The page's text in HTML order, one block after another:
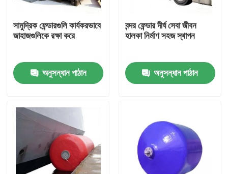
ভিডিও
সামুদ্রিক ফেন্ডারগুলি কার্যকরভাবে
জাহাজগুলিকে রক্ষা করে
অনুসন্ধান পাঠান
বন্দর ফেন্ডার দীর্ঘ সেবা জীবন
হালকা নির্মাণ সহজ স্থাপন
অনুসন্ধান পাঠান